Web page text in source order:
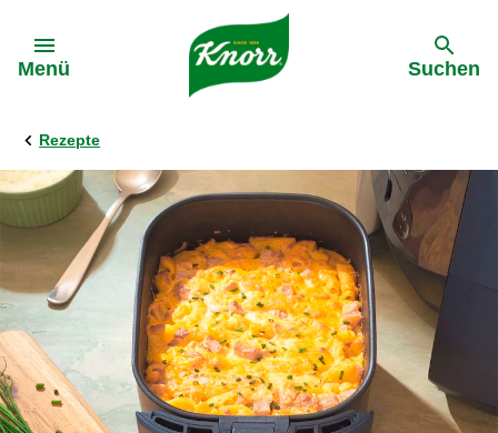
Menü Suchen
Rezepte